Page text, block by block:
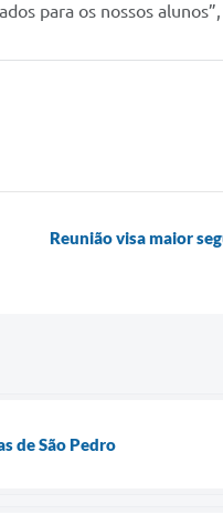
para os nossos
Reunião visa maior
de São Pedro